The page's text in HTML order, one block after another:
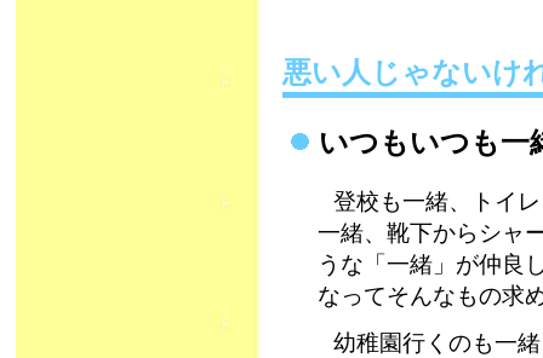
悪い人じゃないけ
いつもいつも一
登校も一緒、トイ
一緒、靴下からシャ
うな「一緒」が仲良
なってそんなもの求
幼稚園行くのも一